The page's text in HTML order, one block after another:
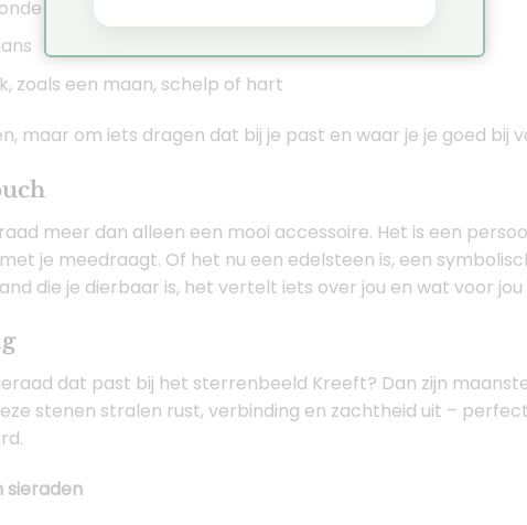
en golvende vormen
zoals een maan, schelp of hart
maar om iets dragen dat bij je past en waar je je goed bij
meer dan alleen een mooi accessoire. Het is een
je meedraagt. Of het nu een edelsteen is, een
die je dierbaar is, het vertelt iets over jou en wat voor jou
dat past bij het sterrenbeeld Kreeft? Dan zijn
stenen stralen rust, verbinding en zachtheid uit –